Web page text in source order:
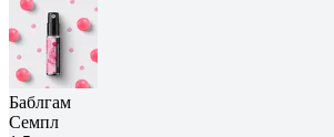
Баблгам
Семпл